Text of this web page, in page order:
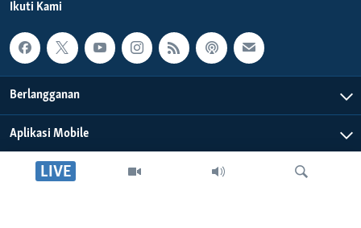
LIVE
Ikuti Kami
Berlangganan
Aplikasi Mobile
Tentang Kami